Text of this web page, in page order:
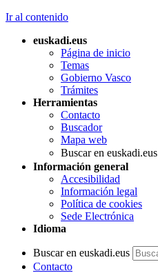
Ir al contenido
euskadi.eus
Página de inicio
Temas
Gobierno Vasco
Trámites
Herramientas
Contacto
Buscador
Mapa web
Buscar en euskadi.eus
Información general
Accesibilidad
Información legal
Política de cookies
Sede Electrónica
Idioma
Buscar en euskadi.eus
Contacto